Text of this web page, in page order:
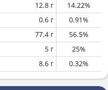
12.8 г 14.22%
0.6 г 0.91%
77.4 г 56.5%
5 г 25%
8.6 г 0.32%